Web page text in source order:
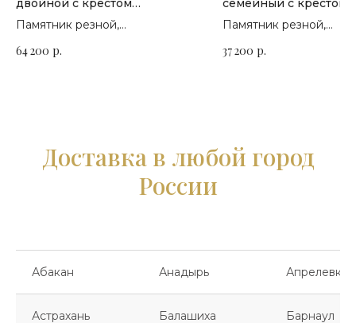
двойной с крестом
посередине П-209
Памятник резной,
на выбор
64 200 р.
семейный с крестом
Памятник резной,
на выбор
37 200 р.
Доставка в любой город
России
Абакан Анадырь Апрелевка
Астрахань Балашиха Барнаул